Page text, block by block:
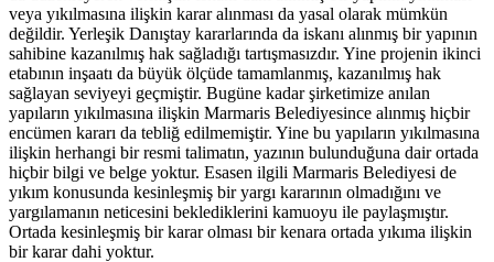
veya yıkılmasına ilişkin karar alınması da yasal olarak mümkün
değildir. Yerleşik Danıştay kararlarında da iskanı alınmış bir yapının
sahibine kazanılmış hak sağladığı tartışmasızdır. Yine projenin ikinci
etabının inşaatı da büyük ölçüde tamamlanmış, kazanılmış hak
sağlayan seviyeyi geçmiştir. Bugüne kadar şirketimize anılan
yapıların yıkılmasına ilişkin Marmaris Belediyesince alınmış hiçbir
encümen kararı da tebliğ edilmemiştir. Yine bu yapıların yıkılmasına
ilişkin herhangi bir resmi talimatın, yazının bulunduğuna dair ortada
hiçbir bilgi ve belge yoktur. Esasen ilgili Marmaris Belediyesi de
yıkım konusunda kesinleşmiş bir yargı kararının olmadığını ve
yargılamanın neticesini beklediklerini kamuoyu ile paylaşmıştır.
Ortada kesinleşmiş bir karar olması bir kenara ortada yıkıma ilişkin
bir karar dahi yoktur.